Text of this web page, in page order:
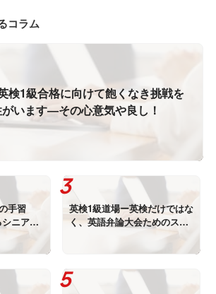
コラム
検1級合格に向けて飽くなき挑戦を
います―その心意気や良し！
手習
ニアが
英検1級道場ー英検だけではな
く、英語弁論大会ためのスピ
ーチのサポートも始めました